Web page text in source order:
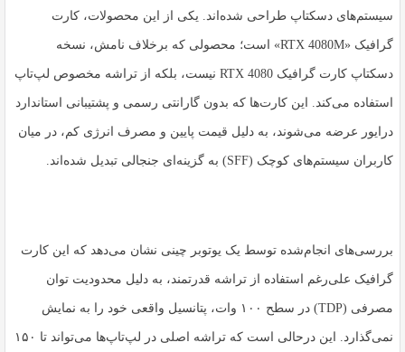
سیستم‌های دسکتاپ طراحی شده‌اند. یکی از این محصولات، کارت
گرافیک «RTX 4080M» است؛ محصولی که برخلاف نامش، نسخه
دسکتاپ کارت گرافیک RTX 4080 نیست، بلکه از تراشه مخصوص لپ‌تاپ
استفاده می‌کند. این کارت‌ها که بدون گارانتی رسمی و پشتیبانی استاندارد
درایور عرضه می‌شوند، به دلیل قیمت پایین و مصرف انرژی کم، در میان
کاربران سیستم‌های کوچک (SFF) به گزینه‌ای جنجالی تبدیل شده‌اند.
بررسی‌های انجام‌شده توسط یک یوتوبر چینی نشان می‌دهد که این کارت
گرافیک علی‌رغم استفاده از تراشه قدرتمند، به دلیل محدودیت توان
مصرفی (TDP) در سطح ۱۰۰ وات، پتانسیل واقعی خود را به نمایش
نمی‌گذارد. این درحالی است که تراشه اصلی در لپ‌تاپ‌ها می‌تواند تا ۱۵۰